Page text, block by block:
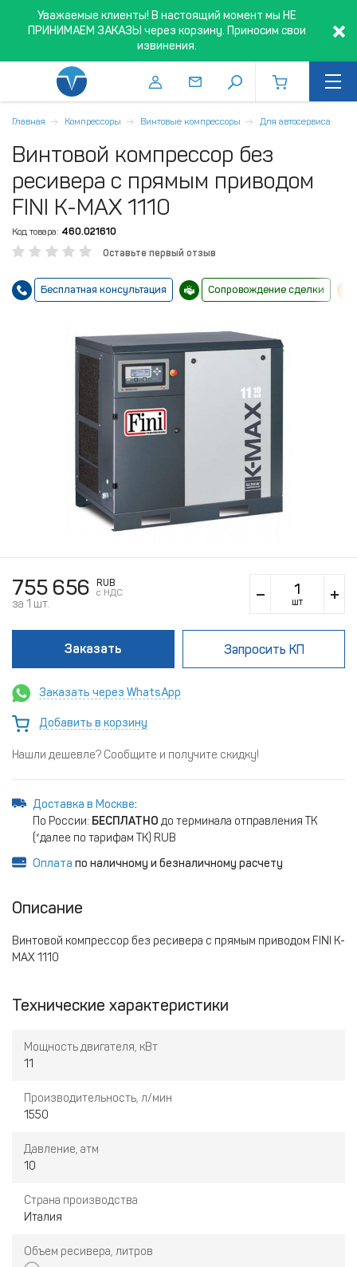
Уважаемые клиенты! В настоящий момент мы НЕ
ПРИНИМАЕМ ЗАКАЗЫ через корзину. Приносим свои
извинения.
Главная Компрессоры Винтовые компрессоры Для автосервиса
Винтовой компрессор без
ресивера с прямым приводом
FINI K-MAX 1110
Код товара: 460.021610
Оставьте первый отзыв
Бесплатная консультация Сопровождение сделки
755 656
RUB
c НДС
за 1 шт. шт
Заказать Запросить КП
Заказать через WhatsApp
Добавить в корзину
Нашли дешевле? Сообщите и получите скидку!
Доставка в Москве:
По России: БЕСПЛАТНО до терминала отправления ТК
(*далее по тарифам ТК) RUB
Оплата по наличному и безналичному расчету
Описание
Винтовой компрессор без ресивера с прямым приводом FINI K-
MAX 1110
Технические характеристики
Мощность двигателя, кВт
11
Производительность, л/мин
1550
Давление, атм
10
Страна производства
Италия
Объем ресивера, литров